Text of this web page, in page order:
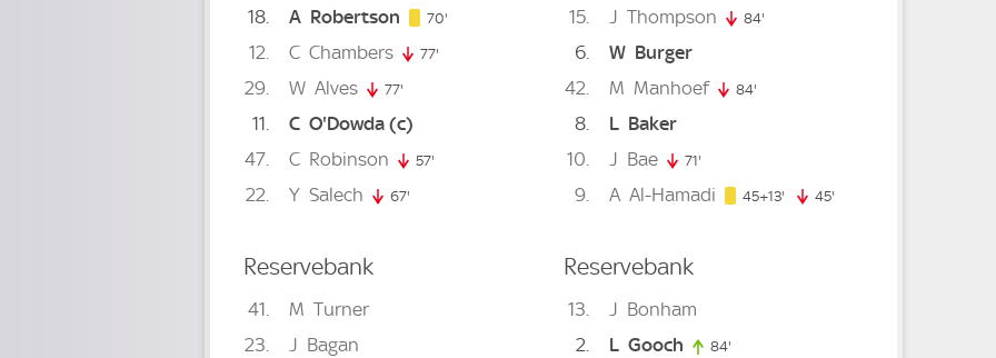
18 A Robertson 70'
12 C Chambers 77'
29 W Alves 77'
11 C O'Dowda(c)
47
C Robinson 57'
22 Y Salech 67'
Reservebank
41 M Turner
23
J Bagan
15
J Thompson 84'
6 W Burger
42
M Manhoef 84'
8 L Baker
10
J Bae 71'
9 A Al-Hamadi 45+13' 58. minute
45'
Reservebank
13 J Bonham
2
L Gooch 84'